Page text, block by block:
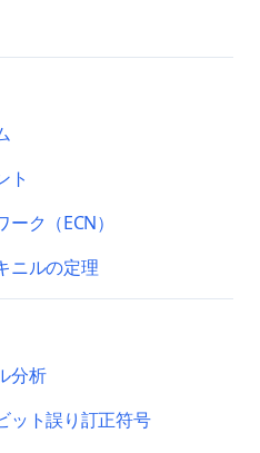
ト
ク（ECN）
ニルの定理
分析
ット誤り訂正符号